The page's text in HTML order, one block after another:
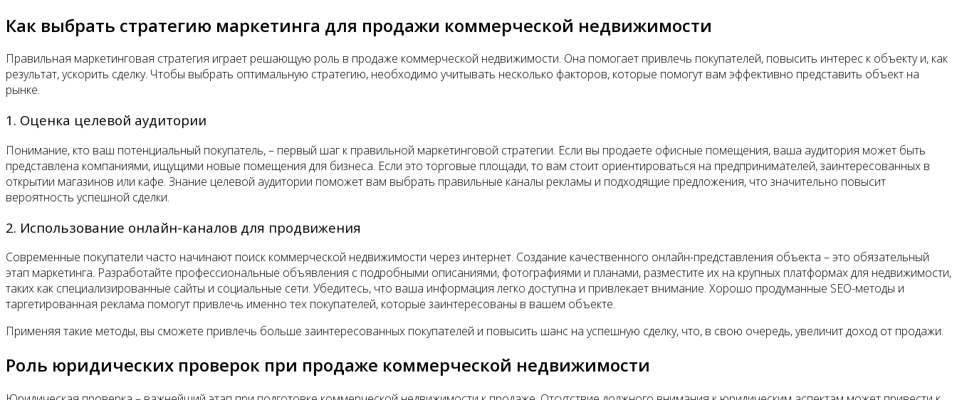
Как выбрать стратегию маркетинга для продажи коммерческой недвижимости
Правильная маркетинговая стратегия играет решающую роль в продаже коммерческой недвижимости. Она помогает привлечь покупателей, повысить интерес к объекту и, как
результат, ускорить сделку. Чтобы выбрать оптимальную стратегию, необходимо учитывать несколько факторов, которые помогут вам эффективно представить объект на
рынке.
1. Оценка целевой аудитории
Понимание, кто ваш потенциальный покупатель, – первый шаг к правильной маркетинговой стратегии. Если вы продаете офисные помещения, ваша аудитория может быть
представлена компаниями, ищущими новые помещения для бизнеса. Если это торговые площади, то вам стоит ориентироваться на предпринимателей, заинтересованных в
открытии магазинов или кафе. Знание целевой аудитории поможет вам выбрать правильные каналы рекламы и подходящие предложения, что значительно повысит
вероятность успешной сделки.
2. Использование онлайн-каналов для продвижения
Современные покупатели часто начинают поиск коммерческой недвижимости через интернет. Создание качественного онлайн-представления объекта – это обязательный
этап маркетинга. Разработайте профессиональные объявления с подробными описаниями, фотографиями и планами, разместите их на крупных платформах для недвижимости,
таких как специализированные сайты и социальные сети. Убедитесь, что ваша информация легко доступна и привлекает внимание. Хорошо продуманные SEO-методы и
таргетированная реклама помогут привлечь именно тех покупателей, которые заинтересованы в вашем объекте.
Применяя такие методы, вы сможете привлечь больше заинтересованных покупателей и повысить шанс на успешную сделку, что, в свою очередь, увеличит доход от продажи.
Роль юридических проверок при продаже коммерческой недвижимости